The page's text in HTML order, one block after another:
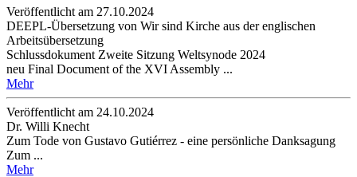
Veröffentlicht am 27­.10.2024
DEEPL-Übersetzung von Wir sind Kirche aus der englischen
Arbeitsübersetzung
Schlussdokument Zweite Sitzung Weltsynode 2024
neu Final Document of the XVI Assembly ...
Mehr
Veröffentlicht am 24­.10.2024
Dr. Willi Knecht
Zum Tode von Gustavo Gutiérrez - eine persönliche Danksagung
Zum ...
Mehr